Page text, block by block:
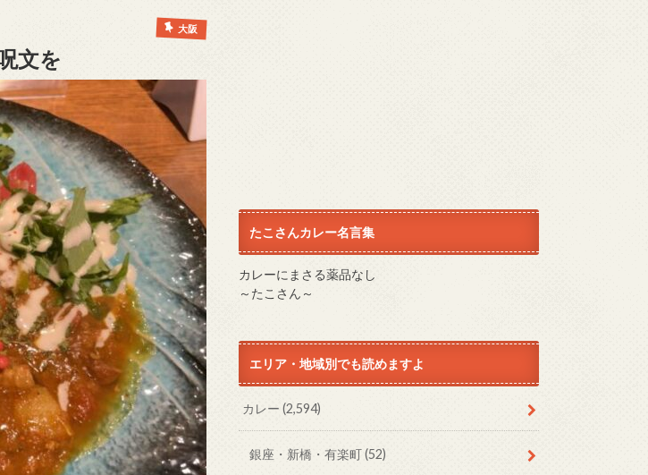
大阪
文を
たこさんカレー名言集
カレーにまさる薬品なし
～たこさん～
エリア・地域別でも読めますよ
カレー(2,594)
銀座・新橋・有楽町(52)